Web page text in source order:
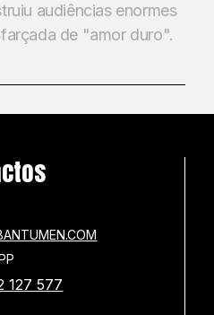
audiências enormes
de "amor duro".
127 577